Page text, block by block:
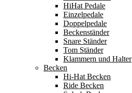
HiHat Pedale
Einzelpedale
Doppelpedale
Beckenständer
Snare Ständer
Tom Ständer
Klammern und Halter
Becken
Hi-Hat Becken
Ride Becken